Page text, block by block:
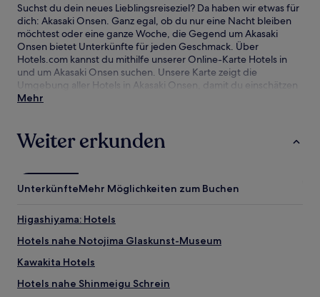
Suchst du dein neues Lieblingsreiseziel? Da haben wir etwas für
dich: Akasaki Onsen. Ganz egal, ob du nur eine Nacht bleiben
möchtest oder eine ganze Woche, die Gegend um Akasaki
Onsen bietet Unterkünfte für jeden Geschmack. Über
Hotels.com kannst du mithilfe unserer Online-Karte Hotels in
und um Akasaki Onsen suchen. Unsere Karte zeigt die
Umgebung aller Hotels in Akasaki Onsen, damit du einschätzen
kannst, wie nah du an Sehenswürdigkeiten und Attraktionen
unserer Preisgarantie.
Mehr
Weiter erkunden
UnterkünfteMehr Möglichkeiten zum Buchen
Higashiyama: Hotels
Hotels nahe Notojima Glaskunst-Museum
Kawakita Hotels
Hotels nahe Shinmeigu Schrein